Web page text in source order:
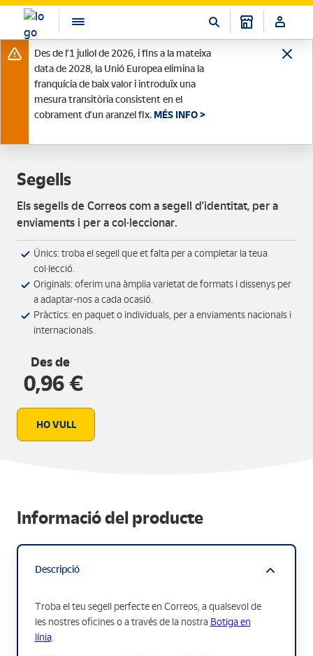
Des de l’1 juliol de 2026, i fins a la mateixa
data de 2028, la Unió Europea elimina la
franquícia de baix valor i introduïx una
mesura transitòria consistent en el
cobrament d’un aranzel fix. MÉS INFO >
Segells
Els segells de Correos com a segell d’identitat, per a
enviaments i per a col·leccionar.
Únics: troba el segell que et falta per a completar la teua
col·lecció.
Originals: oferim una àmplia varietat de formats i dissenys per
a adaptar-nos a cada ocasió.
Pràctics: en paquet o individuals, per a enviaments nacionals i
internacionals.
Des de
0,96 €
HO VULL
Informació del producte
Descripció
Troba el teu segell perfecte en Correos, a qualsevol de
les nostres oficines o a través de la nostra Botiga en
línia.